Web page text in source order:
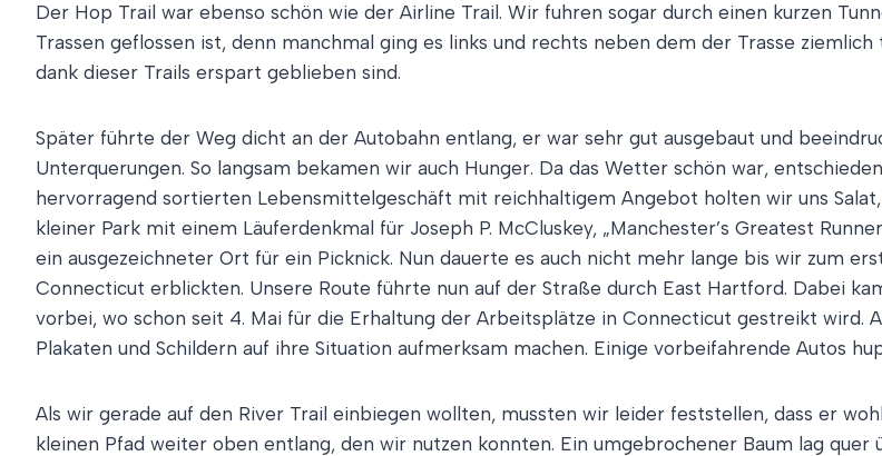
Der Hop Trail war ebenso schön wie der Airline Trail. Wir fuhren sogar durch einen kurzen
Trassen geflossen ist, denn manchmal ging es links und rechts neben dem der Trasse
dank dieser Trails erspart geblieben sind.
Später führte der Weg dicht an der Autobahn entlang, er war sehr gut ausgebaut und
Unterquerungen. So langsam bekamen wir auch Hunger. Da das Wetter schön war,
hervorragend sortierten Lebensmittelgeschäft mit reichhaltigem Angebot holten wir uns
kleiner Park mit einem Läuferdenkmal für Joseph P. McCluskey, „Manchester’s Greatest
ein ausgezeichneter Ort für ein Picknick. Nun dauerte es auch nicht mehr lange bis wir zum
Connecticut erblickten. Unsere Route führte nun auf der Straße durch East Hartford. Dabei
vorbei, wo schon seit 4. Mai für die Erhaltung der Arbeitsplätze in Connecticut gestreikt wird.
Plakaten und Schildern auf ihre Situation aufmerksam machen. Einige vorbeifahrende Autos
Als wir gerade auf den River Trail einbiegen wollten, mussten wir leider feststellen, dass er
kleinen Pfad weiter oben entlang, den wir nutzen konnten. Ein umgebrochener Baum lag